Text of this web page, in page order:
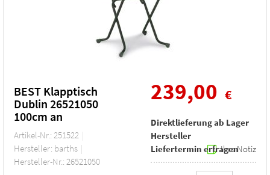
BEST Klapptisch
Dublin 26521050
100cm an
Artikel-Nr.: 251522
Hersteller: barths
Hersteller-Nr.: 26521050
239,00 €
Direktlieferung ab Lager
Hersteller
Liefertermin erfragenIhre Notiz